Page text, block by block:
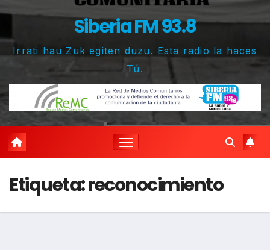
Siberia FM 93.8
Irrati hau Zuk egiten duzu. Esta radio la haces
Tú.
Etiqueta:reconocimiento